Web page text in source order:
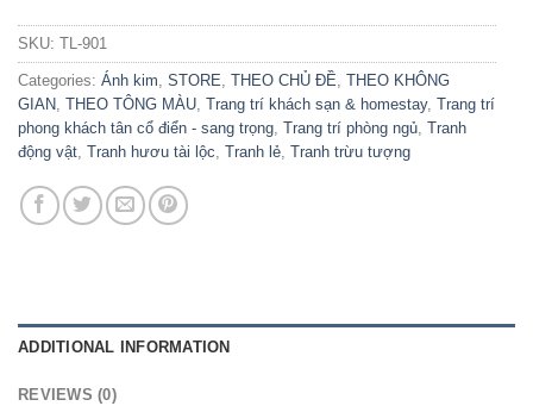
SKU: TL-901
Categories: Ánh kim, STORE, THEO CHỦ ĐỀ, THEO KHÔNG
GIAN, THEO TÔNG MÀU, Trang trí khách sạn & homestay, Trang trí
phong khách tân cổ điển - sang trọng, Trang trí phòng ngủ, Tranh
động vật, Tranh hươu tài lộc, Tranh lẻ, Tranh trừu tượng
ADDITIONAL INFORMATION
REVIEWS (0)